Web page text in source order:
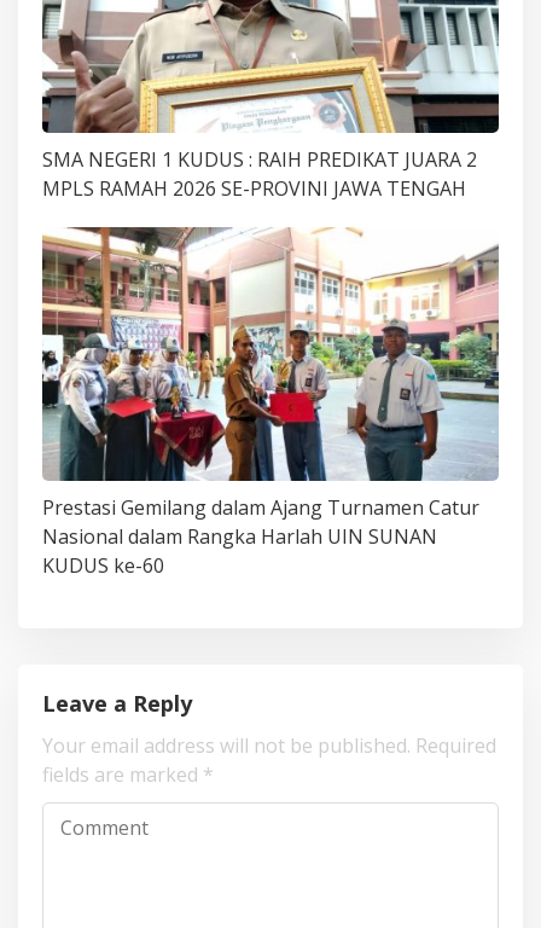
SMA NEGERI 1 KUDUS : RAIH PREDIKAT JUARA 2
MPLS RAMAH 2026 SE-PROVINI JAWA TENGAH
Prestasi Gemilang dalam Ajang Turnamen Catur
Nasional dalam Rangka Harlah UIN SUNAN
KUDUS ke-60
Leave a Reply
Your email address will not be published. Required
fields are marked *